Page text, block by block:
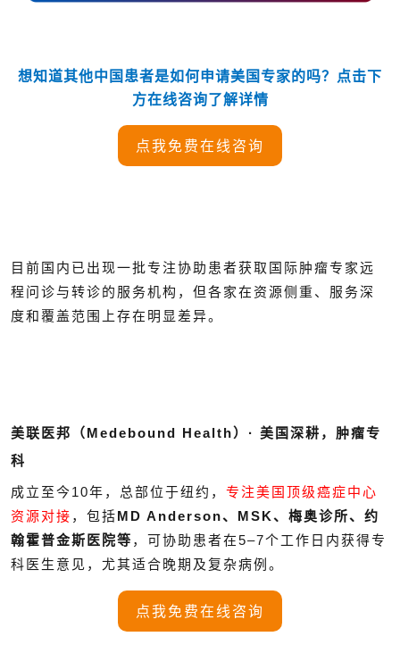
想知道其他中国患者是如何申请美国专家的吗？点击下
方在线咨询了解详情
点我免费在线咨询
目前国内已出现一批专注协助患者获取国际肿瘤专家远
程问诊与转诊的服务机构，但各家在资源侧重、服务深
度和覆盖范围上存在明显差异。
美联医邦（Medebound Health）· 美国深耕，肿瘤专
科
成立至今10年，总部位于纽约， 专注美国顶级癌症中心
资源对接 ，包括MD Anderson、MSK、梅奥诊所、约
翰霍普金斯医院等 ，可协助患者在5–7个工作日内获得专
科医生意见，尤其适合晚期及复杂病例。
点我免费在线咨询